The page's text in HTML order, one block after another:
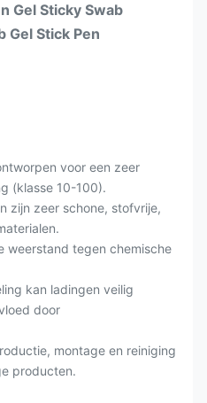
Gel Sticky Swab
Gel Stick Pen
voor een zeer
(klasse 10-100).
zijn zeer schone, stofvrije,
weerstand tegen chemische
kan ladingen veilig
door
montage en reiniging
producten.